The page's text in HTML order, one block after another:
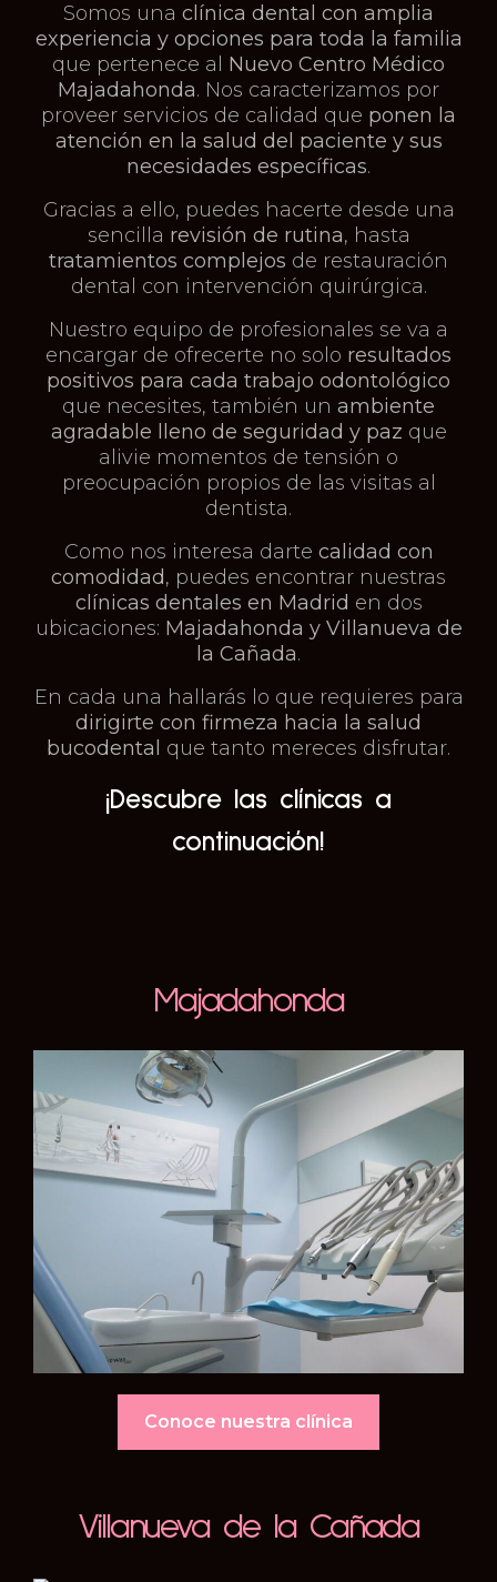
Somos una clínica dental con amplia
experiencia y opciones para toda la familia
que pertenece al Nuevo Centro Médico
Majadahonda. Nos caracterizamos por
proveer servicios de calidad que ponen la
atención en la salud del paciente y sus
necesidades específicas.
Gracias a ello, puedes hacerte desde una
sencilla revisión de rutina, hasta
tratamientos complejos de restauración
dental con intervención quirúrgica.
Nuestro equipo de profesionales se va a
encargar de ofrecerte no solo resultados
positivos para cada trabajo odontológico
que necesites, también un ambiente
agradable lleno de seguridad y paz que
alivie momentos de tensión o
preocupación propios de las visitas al
dentista.
Como nos interesa darte calidad con
comodidad, puedes encontrar nuestras
clínicas dentales en Madrid en dos
ubicaciones: Majadahonda y Villanueva de
la Cañada.
En cada una hallarás lo que requieres para
dirigirte con firmeza hacia la salud
bucodental que tanto mereces disfrutar.
¡Descubre las clínicas a
continuación!
Majadahonda
Conoce nuestra clínica
Villanueva de la Cañada